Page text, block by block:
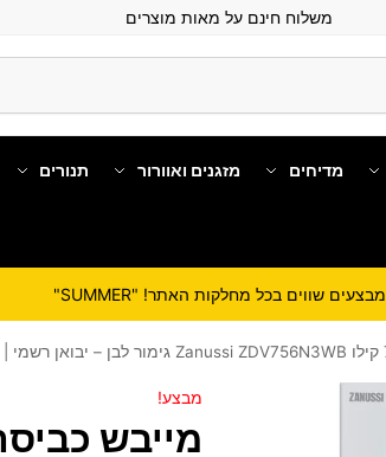
משלוח חינם על מאות מוצרים
מדיחים מזגנים ואוורור תנורים
מבצעים שווים בכל מחלקות האתר! "SUMMER"
מבצע!